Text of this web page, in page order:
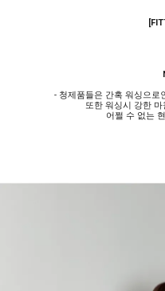
- 청제품들은 간혹 워싱으로
또한 워싱시 강한
어쩔 수 없는